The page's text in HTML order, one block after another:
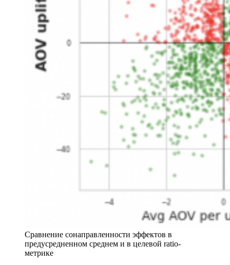
Сравнение сонаправленности эффектов в
предусредненном среднем и в целевой ratio-
метрике